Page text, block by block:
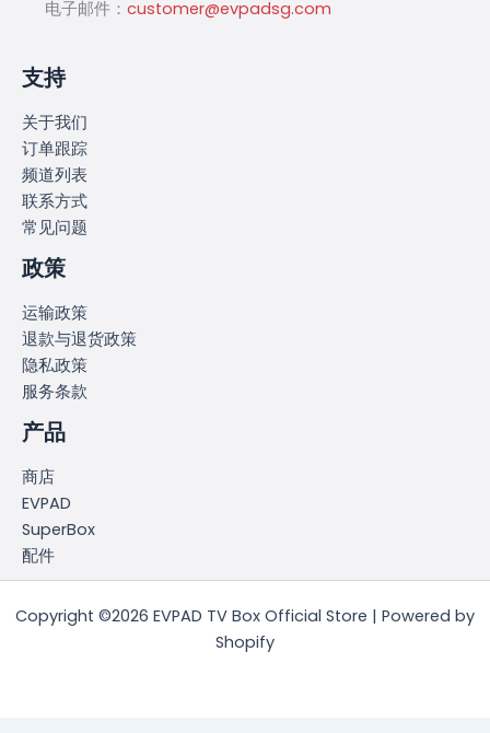
电子邮件： customer@evpadsg.com
支持
关于我们
订单跟踪
频道列表
联系方式
常见问题
政策
运输政策
退款与退货政策
隐私政策
服务条款
产品
商店
EVPAD
SuperBox
配件
Copyright ©2026 EVPAD TV Box Official Store | Powered by
Shopify